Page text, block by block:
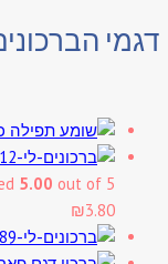
דגמי
5.00 out of 5
₪3.80